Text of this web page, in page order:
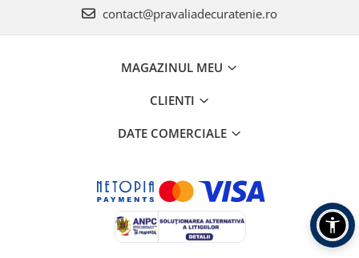
contact@pravaliadecuratenie.ro
MAGAZINUL MEU
CLIENTI
DATE COMERCIALE